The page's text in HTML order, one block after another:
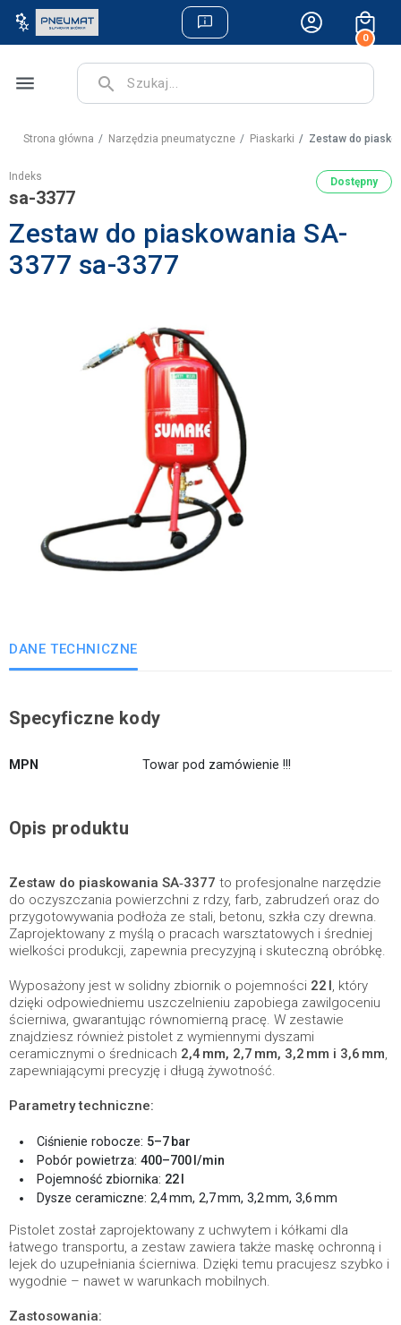
0
menu search
Strona główna Narzędzia pneumatyczne Piaskarki Zestaw do
Indeks
sa-3377
Dostępny
Zestaw do piaskowania SA-
3377 sa-3377
DANE TECHNICZNE
Specyficzne kody
MPN Towar pod zamówienie !!!
Opis produktu
Zestaw do piaskowania SA‑3377 to profesjonalne narzędzie
do oczyszczania powierzchni z rdzy, farb, zabrudzeń oraz do
przygotowywania podłoża ze stali, betonu, szkła czy drewna.
Zaprojektowany z myślą o pracach warsztatowych i średniej
wielkości produkcji, zapewnia precyzyjną i skuteczną obróbkę.
Wyposażony jest w solidny zbiornik o pojemności 22 l, który
dzięki odpowiedniemu uszczelnieniu zapobiega zawilgoceniu
ścierniwa, gwarantując równomierną pracę. W zestawie
znajdziesz również pistolet z wymiennymi dyszami
ceramicznymi o średnicach 2,4 mm, 2,7 mm, 3,2 mm i 3,6 mm,
zapewniającymi precyzję i długą żywotność.
Parametry techniczne:
Ciśnienie robocze: 5–7 bar
Pobór powietrza:400–700 l/min
Pojemność zbiornika: 22 l
Dysze ceramiczne: 2,4 mm, 2,7 mm, 3,2 mm, 3,6 mm
Pistolet został zaprojektowany z uchwytem i kółkami dla
łatwego transportu, a zestaw zawiera także maskę ochronną i
lejek do uzupełniania ścierniwa. Dzięki temu pracujesz szybko i
wygodnie – nawet w warunkach mobilnych.
Zastosowania: